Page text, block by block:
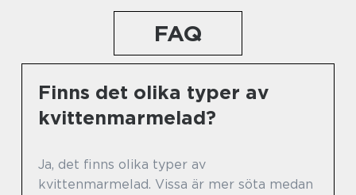
FAQ
Finns det olika typer av
kvittenmarmelad?
Ja, det finns olika typer av
kvittenmarmelad. Vissa är mer söta medan